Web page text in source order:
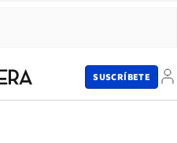
SUSCRÍBETE